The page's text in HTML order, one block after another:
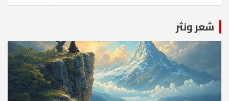
شعر ونثر